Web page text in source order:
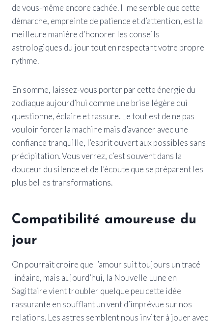
de vous-même encore cachée. Il me semble que cette
démarche, empreinte de patience et d’attention, est la
meilleure manière d’honorer les conseils
astrologiques du jour tout en respectant votre propre
rythme.
En somme, laissez-vous porter par cette énergie du
zodiaque aujourd’hui comme une brise légère qui
questionne, éclaire et rassure. Le tout est de ne pas
vouloir forcer la machine mais d’avancer avec une
confiance tranquille, l’esprit ouvert aux possibles sans
précipitation. Vous verrez, c’est souvent dans la
douceur du silence et de l’écoute que se préparent les
plus belles transformations.
Compatibilité amoureuse du
jour
On pourrait croire que l’amour suit toujours un tracé
linéaire, mais aujourd’hui, la Nouvelle Lune en
Sagittaire vient troubler quelque peu cette idée
rassurante en soufflant un vent d’imprévue sur nos
relations. Les astres semblent nous inviter à jouer avec